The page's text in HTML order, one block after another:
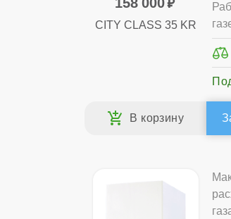
CITY CLASS 35 KR